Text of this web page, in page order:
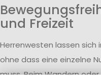
und Freizeit
Herrenwesten lassen sich
ohne dass eine einzelne
muss. Beim Wandern